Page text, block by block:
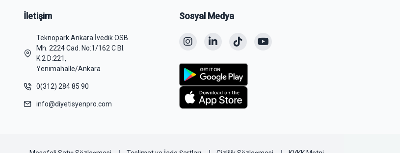
İletişim
Teknopark Ankara İvedik OSB
Mh. 2224 Cad. No:1/162 C Bl.
K:2 D:221,
Yenimahalle/Ankara
0(312) 284 85 90
info@diyetisyenpro.com
Sosyal Medya